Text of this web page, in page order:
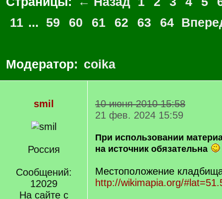
11 ... 59 60 61 62 63 64
Модератор: coika
smil
Россия
Сообщений:
12029
На сайте с
10 июня 2010 15:58
21 фев. 2024 15:59
При использовании
на источник обязательна
Местоположение
http://wikimapia.org/